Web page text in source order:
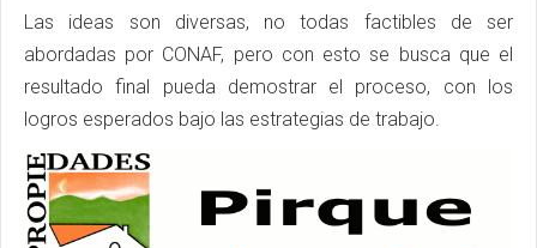
Las ideas son diversas, no todas factibles de ser
abordadas por CONAF, pero con esto se busca que el
resultado final pueda demostrar el proceso, con los
logros esperados bajo las estrategias de trabajo.